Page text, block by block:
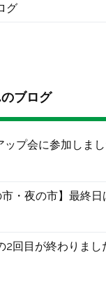
グ
ブログ
ップ会に参加しま
・夜の市】最終日
2回目が終わりま